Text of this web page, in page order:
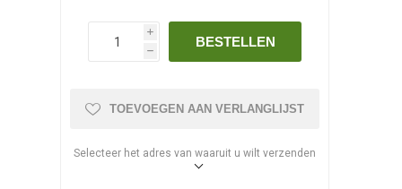
i
h
BESTELLEN
TOEVOEGEN AAN VERLANGLIJST
Selecteer het adres van waaruit u wilt verzenden